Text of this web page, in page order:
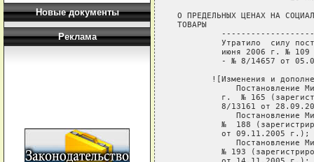
Новые документы
Реклама